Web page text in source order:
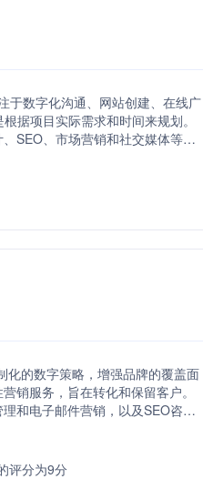
于数字化沟通、网站创建、在线广
据项目实际需求和时间来规划。
SEO、市场营销和社交媒体等。
化的数字策略，增强品牌的覆盖面
销服务，旨在转化和保留客户。
和电子邮件营销，以及SEO咨
评分为9分